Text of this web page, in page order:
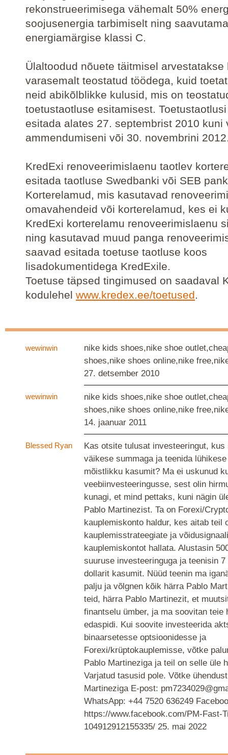
rekonstrueerimisega vähemalt 50%
soojusenergia tarbimiselt ning
energiamärgise klassi C.
Ülaltoodud nõuete täitmisel arvestatakse
varasemalt teostatud töödega, kuid
neid abikõlblikke kulusid, mis on
toetustaotluse esitamisest.
esitada alates 27. septembrist 2010 kuni
ammendumiseni või 30. novembrini
KredExi renoveerimislaenu taotlev
esitada taotluse Swedbanki või SEB
Korterelamud, mis kasutavad
omavahendeid või korterelamud, kes ei
KredExi korterelamu renoveerimislaenu
ning kasutavad muud panga
saavad esitada toetuse taotluse koos
lisadokumentidega KredExile.
Toetuse täpsed tingimused on saadaval
kodulehel www.kredex.ee/toetused.
wewinwin
nike kids shoes,nike shoe
shoes,nike shoes online,nike
27. detsember 2010
wewinwin
nike kids shoes,nike shoe
shoes,nike shoes online,nike
14. jaanuar 2011
Blessed Ryan
Kas otsite tulusat investeeringut, kus
väikese summaga ja teenida
mõistlikku kasumit? Ma ei uskunud
veebiinvesteeringusse, sest olin
kunagi, et mind pettaks, kuni nägin
Pablo Martinezist. Ta on Forexi/
kauplemiskonto haldur, kes aitab teil
kauplemisstrateegiate ja
kauplemiskontot hallata. Alustasin
suuruse investeeringuga ja teenisin 7
dollarit kasumit. Nüüd teenin ma
palju ja võlgnen kõik härra Pablo
teid, härra Pablo Martinezit, et
finantselu ümber, ja ma soovitan teie
edaspidi. Kui soovite investeerida
binaarsetesse optsioonidesse ja
Forexi/krüptokauplemisse, võtke
Pablo Martineziga ja teil on selle üle
Varjatud tasusid pole. Võtke
Martineziga E-post:
WhatsApp: +44 7520 636249
https://www.facebook.com/PM-Fast-
104912912155335/ 25. mai 2022